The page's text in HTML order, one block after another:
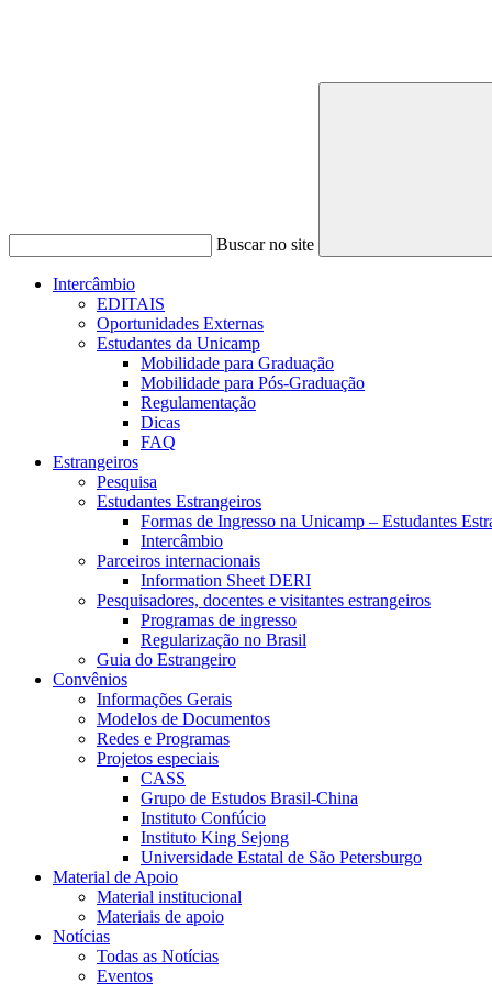
Buscar no site
Intercâmbio
EDITAIS
Oportunidades Externas
Estudantes da Unicamp
Mobilidade para Graduação
Mobilidade para Pós-Graduação
Regulamentação
Dicas
FAQ
Estrangeiros
Pesquisa
Estudantes Estrangeiros
Formas de Ingresso na Unicamp – Estudantes
Intercâmbio
Parceiros internacionais
Information Sheet DERI
Pesquisadores, docentes e visitantes estrangeiros
Programas de ingresso
Regularização no Brasil
Guia do Estrangeiro
Convênios
Informações Gerais
Modelos de Documentos
Redes e Programas
Projetos especiais
CASS
Grupo de Estudos Brasil-China
Instituto Confúcio
Instituto King Sejong
Universidade Estatal de São Petersburgo
Material de Apoio
Material institucional
Materiais de apoio
Notícias
Todas as Notícias
Eventos